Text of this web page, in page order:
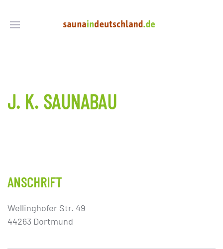
J. K. SAUNABAU
ANSCHRIFT
Wellinghofer Str. 49
44263 Dortmund